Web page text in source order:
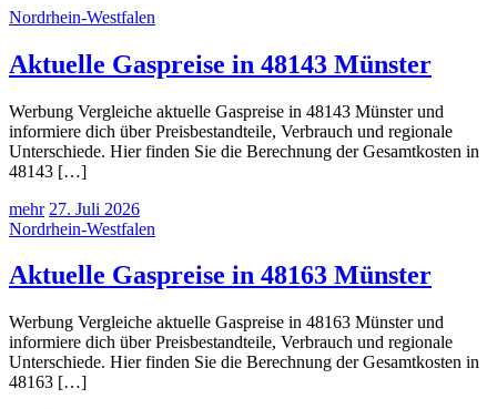
Nordrhein-Westfalen
Aktuelle Gaspreise in 48143 Münster
Werbung Vergleiche aktuelle Gaspreise in 48143 Münster und
informiere dich über Preisbestandteile, Verbrauch und regionale
Unterschiede. Hier finden Sie die Berechnung der Gesamtkosten in
48143 […]
mehr 27. Juli 2026
Nordrhein-Westfalen
Aktuelle Gaspreise in 48163 Münster
Werbung Vergleiche aktuelle Gaspreise in 48163 Münster und
informiere dich über Preisbestandteile, Verbrauch und regionale
Unterschiede. Hier finden Sie die Berechnung der Gesamtkosten in
48163 […]